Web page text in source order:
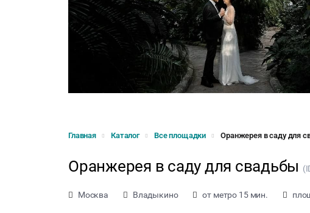
Главная Каталог Все площадки Оранжерея в саду для
Оранжерея в саду для свадьбы
Москва Владыкино от метро 15 мин.